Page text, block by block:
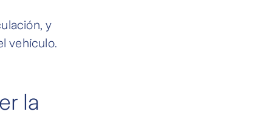
y
vehículo.
la